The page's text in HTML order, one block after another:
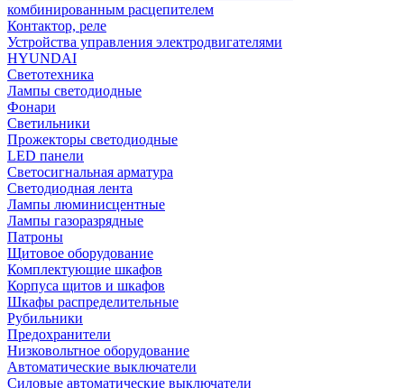
комбинированным расцепителем
Контактор, реле
Устройства управления электродвигателями
HYUNDAI
Светотехника
Лампы светодиодные
Фонари
Светильники
Прожекторы светодиодные
LED панели
Светосигнальная арматура
Светодиодная лента
Лампы люминисцентные
Лампы газоразрядные
Патроны
Щитовое оборудование
Комплектующие шкафов
Корпуса щитов и шкафов
Шкафы распределительные
Рубильники
Предохранители
Низковольтное оборудование
Автоматические выключатели
Силовые автоматические выключатели